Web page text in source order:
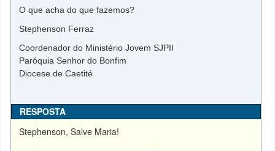
O que acha do que fazemos?
Stephenson Ferraz
Coordenador do Ministério Jovem SJPII
Paróquia Senhor do Bonfim
Diocese de Caetité
RESPOSTA
Stephenson, Salve Maria!